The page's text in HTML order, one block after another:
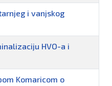
i vanjskog
HVO-a i
Komaricom o